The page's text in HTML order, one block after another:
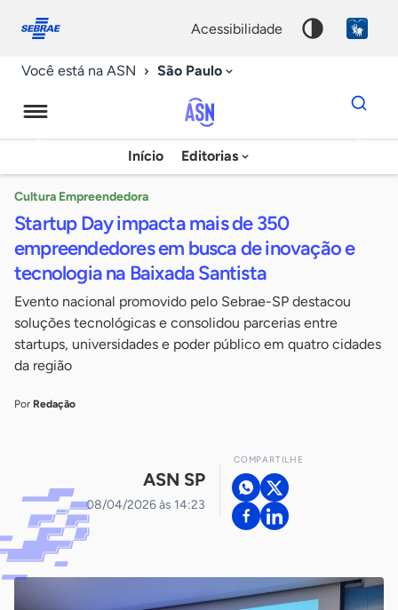
conosco
acessibilidade
Você está na ASN São Paulo
Agência
Sebrae
Notícias
Início Editorias
Dados
para
chave
Cultura Empreendedora
Startup Day impacta mais de 350
empreendedores em busca de inovação e
tecnologia na Baixada Santista
Evento nacional promovido pelo Sebrae-SP destacou
soluções tecnológicas e consolidou parcerias entre
startups, universidades e poder público em quatro cidades
da região
Por Redação
ASN SP
08/04/2026 às 14:23
COMPARTILHE